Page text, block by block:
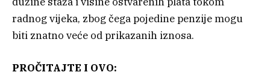
radnog vijeka, zbog čega pojedine penzije mogu
biti znatno veće od prikazanih iznosa.
PROČITAJTE I OVO: